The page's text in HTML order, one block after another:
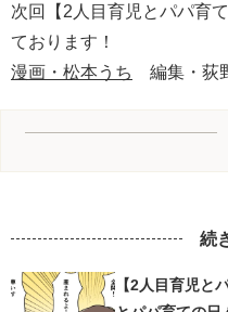
次回【2人目育児とパパ育
ております！
漫画・松本うち
編集・荻
続
【2人目育児と